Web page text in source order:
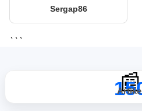
Sergap86
```
📰